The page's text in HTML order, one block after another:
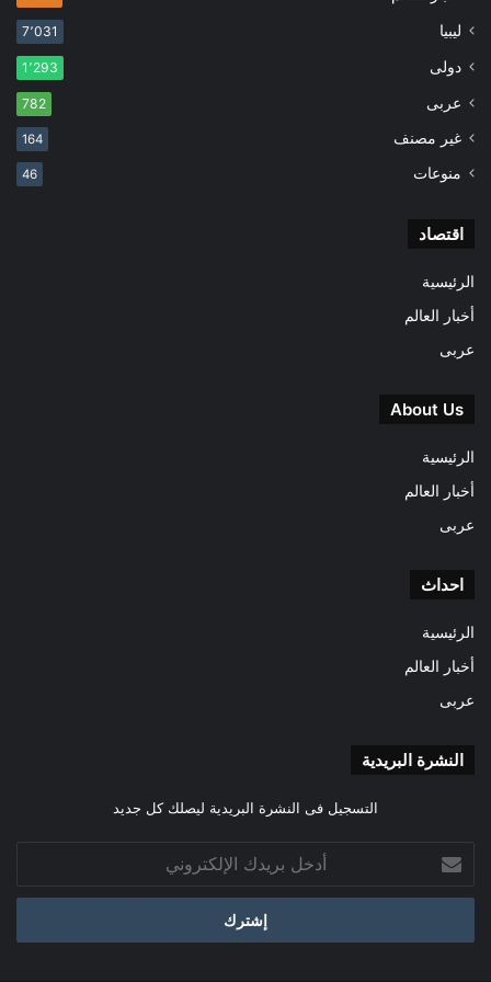
ليبيا 7٬031
دولى 1٬293
عربى 782
غير مصنف 164
منوعات 46
اقتصاد
الرئيسية
أخبار العالم
عربى
About Us
الرئيسية
أخبار العالم
عربى
احداث
الرئيسية
أخبار العالم
عربى
النشرة البريدية
التسجيل فى النشرة البريدية ليصلك كل جديد
بريدك
الإلكتروني